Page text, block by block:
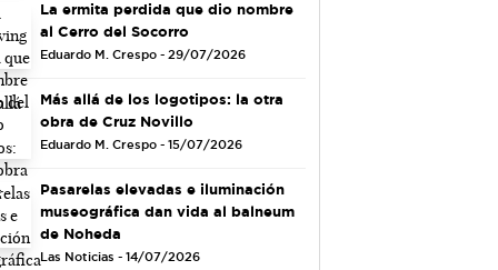
La ermita perdida que dio nombre
al Cerro del Socorro
Eduardo M. Crespo - 29/07/2026
Más allá de los logotipos: la otra
obra de Cruz Novillo
Eduardo M. Crespo - 15/07/2026
Pasarelas elevadas e iluminación
museográfica dan vida al balneum
de Noheda
Las Noticias - 14/07/2026